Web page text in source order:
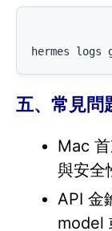
hermes
五、常見問
Mac
與安全
API 金
model